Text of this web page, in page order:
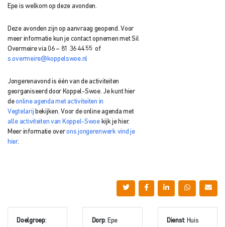
Epe is welkom op deze avonden.
Deze avonden zijn op aanvraag geopend. Voor
meer informatie kun je contact opnemen met Sil
Overmeire via 06 – 81 36 44 55 of
s.overmeire@koppelswoe.nl
Jongerenavond is één van de activiteiten
georganiseerd door Koppel-Swoe. Je kunt hier
deonline agenda met activiteiten in
Vegtelarij bekijken. Voor de online agenda met
alle activiteiten van Koppel-Swoekijk je hier.
Meer informatie overons jongerenwerk vind je
hier.
Doelgroep:
Dorp: Epe Dienst: Huis